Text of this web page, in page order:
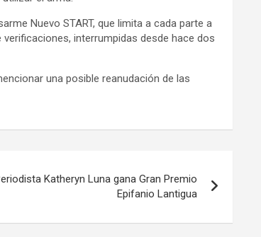
Nuevo START, que limita a cada parte a
interrumpidas desde hace dos
una posible reanudación de las
Katheryn Luna gana Gran Premio
Epifanio Lantigua